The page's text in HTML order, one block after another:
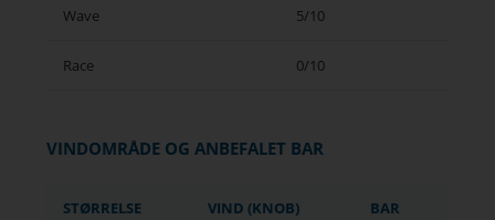
Wave 5/10
Race 0/10
VINDOMRÅDE OG ANBEFALET BAR
STØRRELSE VIND (KNOB) BAR